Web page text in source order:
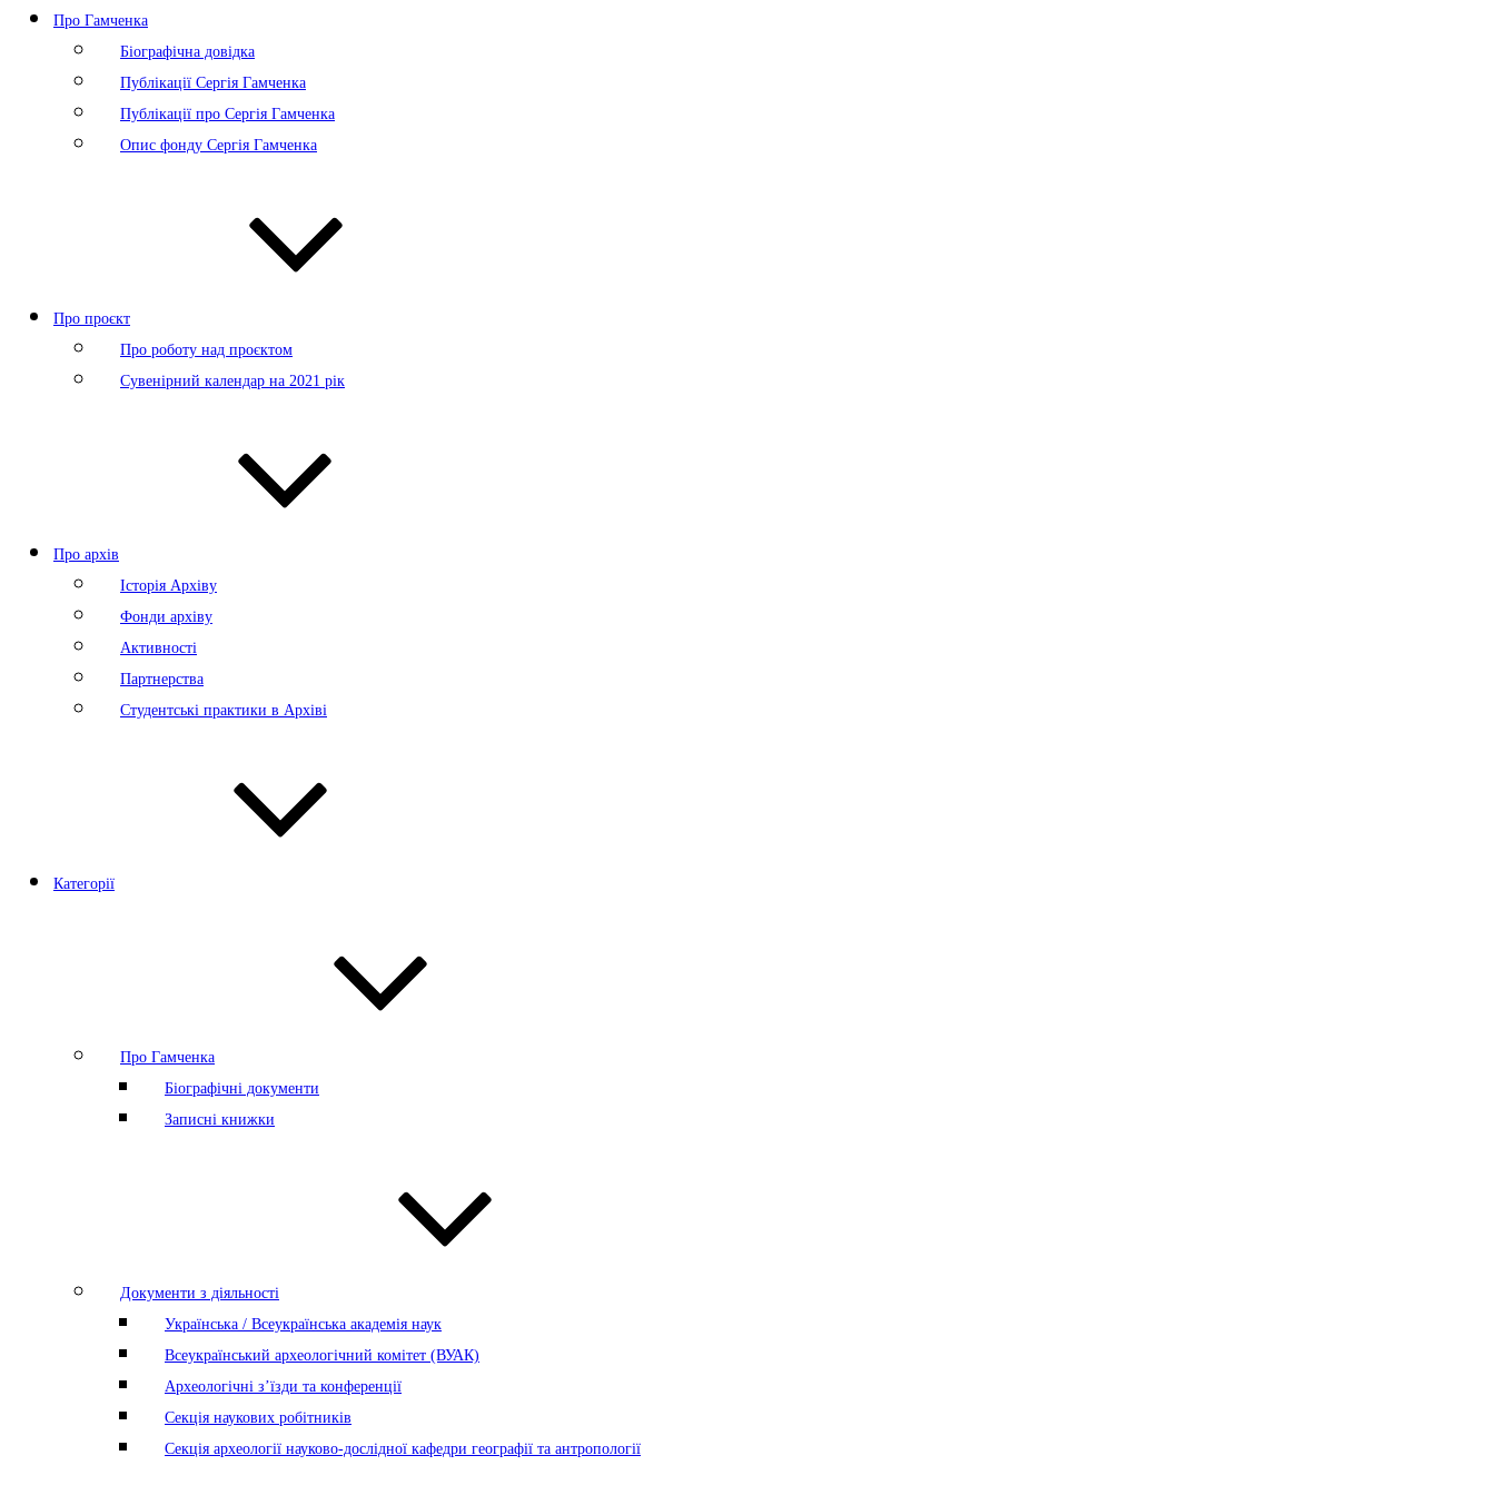
Про Гамченка
Біографічна довідка
Публікації Сергія Гамченка
Публікації про Сергія Гамченка
Опис фонду Сергія Гамченка
Про проєкт
Про роботу над проєктом
Сувенірний календар на 2021 рік
Про архів
Історія Архіву
Фонди архіву
Активності
Партнерства
Студентські практики в Архіві
Категорії
Про Гамченка
Біографічні документи
Записні книжки
Документи з діяльності
Українська / Всеукраїнська академія наук
Всеукраїнський археологічний комітет (ВУАК)
Археологічні з’їзди та конференції
Секція наукових робітників
Секція археології науково-дослідної кафедри географії та антропології